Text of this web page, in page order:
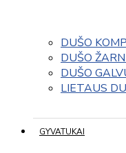
DUŠO
DUŠO
DUŠO
LIETAUS
GYVATUKAI